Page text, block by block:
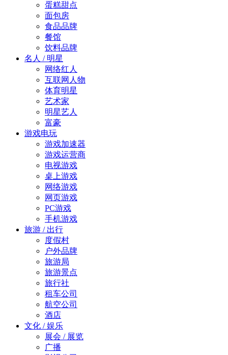
蛋糕甜点
面包房
食品品牌
餐馆
饮料品牌
名人 / 明星
网络红人
互联网人物
体育明星
艺术家
明星艺人
富豪
游戏电玩
游戏加速器
游戏运营商
电视游戏
桌上游戏
网络游戏
网页游戏
PC游戏
手机游戏
旅游 / 出行
度假村
户外品牌
旅游局
旅游景点
旅行社
租车公司
航空公司
酒店
文化 / 娱乐
展会 / 展览
广播